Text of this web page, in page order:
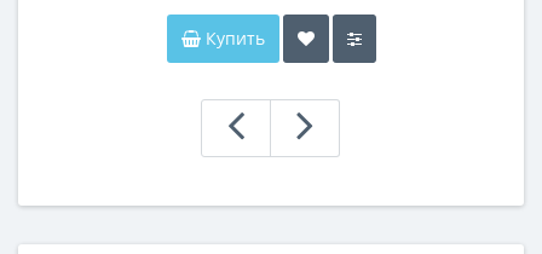
Купить